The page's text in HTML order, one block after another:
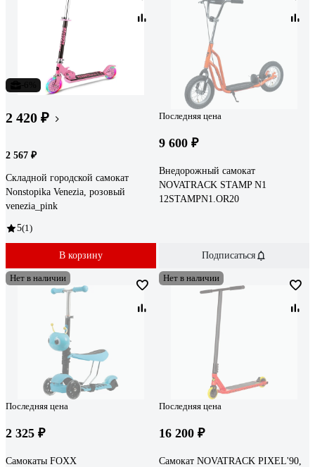
2 420 ₽
2 567 ₽
Складной городской самокат
Nonstopika Venezia, розовый
venezia_pink
5(1)
В корзину
Последняя цена
9 600 ₽
Внедорожный самокат
NOVATRACK STAMP N1
12STAMPN1.OR20
Подписаться
Нет в наличии
Последняя цена
2 325 ₽
Самокаты FOXX
Нет в наличии
Последняя цена
16 200 ₽
Самокат NOVATRACK PIXEL'90,